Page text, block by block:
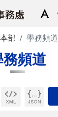
部 學務頻道
務頻道